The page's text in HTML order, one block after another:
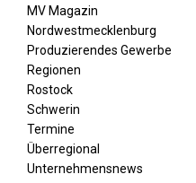
MV Magazin
Nordwestmecklenburg
Produzierendes Gewerbe
Regionen
Rostock
Schwerin
Termine
Überregional
Unternehmensnews